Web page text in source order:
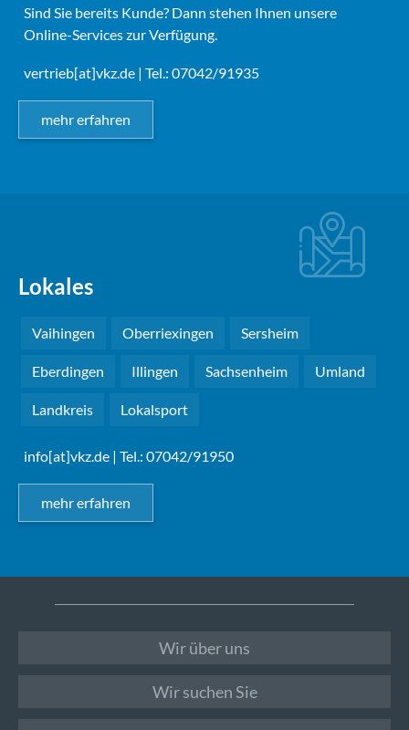
Sind Sie bereits Kunde? Dann stehen Ihnen unsere
Online-Services zur Verfügung.
vertrieb[at]vkz.de | Tel.: 07042/91935
mehr erfahren
Lokales
Vaihingen Oberriexingen Sersheim
Eberdingen Illingen Sachsenheim Umland
Landkreis Lokalsport
info[at]vkz.de | Tel.: 07042/91950
mehr erfahren
Wir über uns
Wir suchen Sie